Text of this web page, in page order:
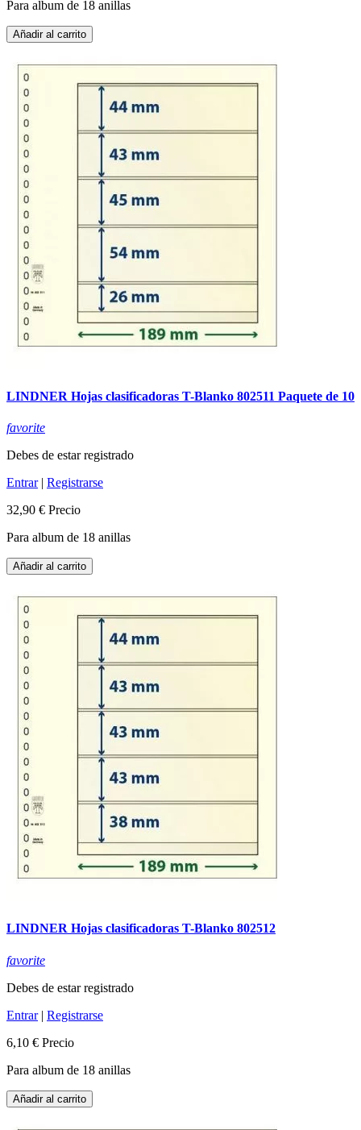
Para album de 18 anillas
Añadir al carrito
LINDNER Hojas clasificadoras T-Blanko 802511 Paquete de 10
favorite
Debes de estar registrado
Entrar| Registrarse
32,90 € Precio
Para album de 18 anillas
Añadir al carrito
LINDNER Hojas clasificadoras T-Blanko 802512
favorite
Debes de estar registrado
Entrar| Registrarse
6,10 € Precio
Para album de 18 anillas
Añadir al carrito